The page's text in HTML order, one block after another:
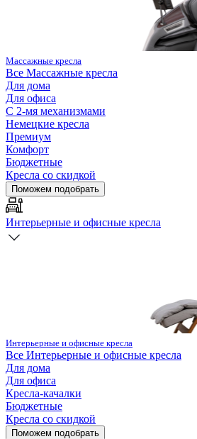
Массажные кресла
Все Массажные кресла
Для дома
Для офиса
С 2-мя механизмами
Немецкие кресла
Премиум
Комфорт
Бюджетные
Кресла со скидкой
Поможем подобрать
Интерьерные и офисные кресла
Интерьерные и офисные кресла
Все Интерьерные и офисные кресла
Для дома
Для офиса
Кресла-качалки
Бюджетные
Кресла со скидкой
Поможем подобрать